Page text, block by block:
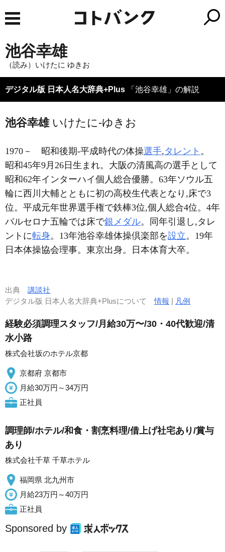
池谷幸雄
（読み）いけたに ゆきお
デジタル版 日本人名大辞典+Plus 「池谷幸雄」の解説
池谷幸雄 いけたに-ゆきお
1970－ 昭和後期-平成時代の体操選手,タレント 。
昭和45年9月26日生まれ。大阪の清風高の選手として
昭和62年インターハイ個人総合優勝。63年ソウル五
輪に西川大輔とともに初の高校生代表となり,床で3
位。平成元年世界選手権で鉄棒3位,個人総合4位。4年
バルセロナ五輪では床で銀メダル。同年引退し,タレ
ントに転身。13年池谷幸雄体操倶楽部を設立。19年
日本体操協会理事。東京出身。日本体育大卒。
出典 講談社
デジタル版 日本人名大辞典+Plusについて情報 | 凡例
経験必須調理スタッフ/月給30万〜/30・40代歓迎/清
水小路
株式会社坂のホテル京都
京都府 京都市
月給30万円～34万円
正社員
調理師/ホテル/和食・割烹料理/借上げ社宅あり/賞与
あり
株式会社千草 千草ホテル
福岡県 北九州市
月給23万円～40万円
正社員
Sponsored by